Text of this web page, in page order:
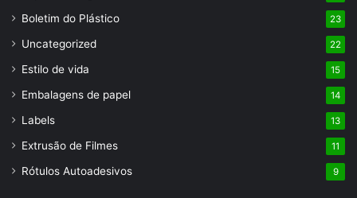
Boletim do Plástico 23
Uncategorized 22
Estilo de vida 15
Embalagens de papel 14
Labels 13
Extrusão de Filmes 11
Rótulos Autoadesivos 9